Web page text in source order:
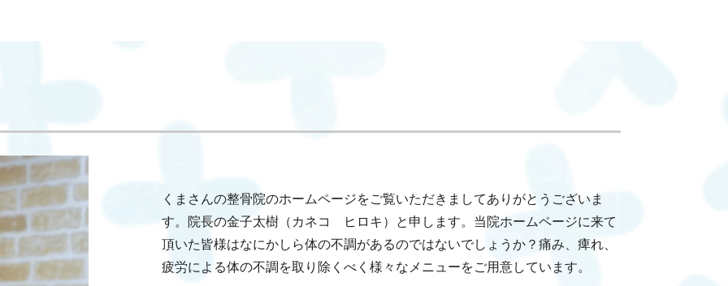
くまさんの整骨院のホームページをご覧いただきましてありがとうございま
す。院長の金子太樹（カネコ ヒロキ）と申します。当院ホームページに来て
頂いた皆様はなにかしら体の不調があるのではないでしょうか？痛み、痺れ、
疲労による体の不調を取り除くべく様々なメニューをご用意しています。